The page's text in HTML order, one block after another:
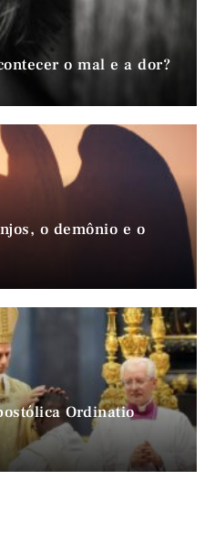
o mal e a dor?
o demônio e o
Ordinatio